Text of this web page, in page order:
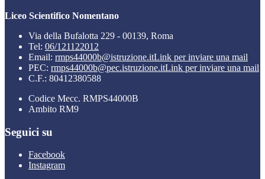
Liceo Scientifico Nomentano
Via della Bufalotta 229 - 00139, Roma
Tel: 06/121122012
Email: rmps44000b@istruzione.itLink per inviare una mail
PEC: rmps44000b@pec.istruzione.itLink per inviare una mail
C.F.: 80412380588
Codice Mecc. RMPS44000B
Ambito RM9
Seguici su
Facebook
Instagram